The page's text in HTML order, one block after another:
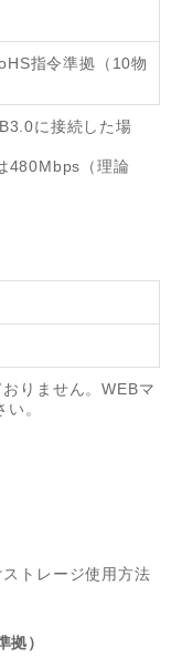
指令準拠（10物
に接続した場
480Mbps（理論
りません。WEBマ
。
トレージ使用方法
）